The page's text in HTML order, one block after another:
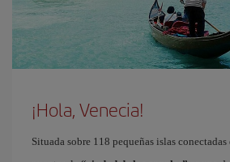
¡Hola, Venecia!
Situada sobre 118 pequeñas islas